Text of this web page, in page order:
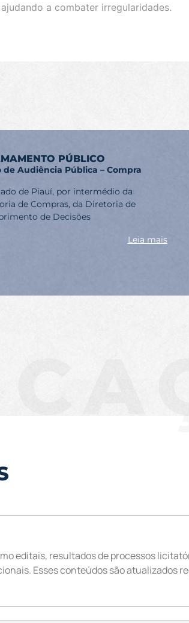
ajudando a combater irregularidades.
PÚBLICO
de Audiência Pública – Compra
de Piauí, por intermédio da
de Compras, da Diretoria de
de Decisões
Leia mais
editais, resultados de processos
Esses conteúdos são atualizados